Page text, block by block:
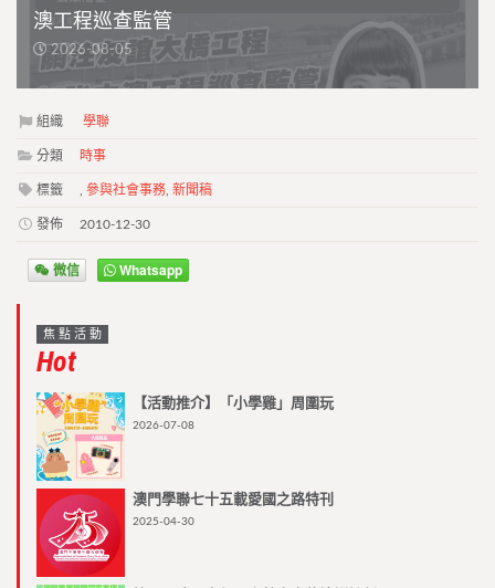
澳工程巡查監管
2026-08-05
組織 學聯
分類 時事
標籤 參與社會事務 新聞稿
發佈 2010-12-30
微信 Whatsapp
焦點活動
Hot
【活動推介】「小學雞」周圍玩
2026-07-08
澳門學聯七十五載愛國之路特刊
2025-04-30